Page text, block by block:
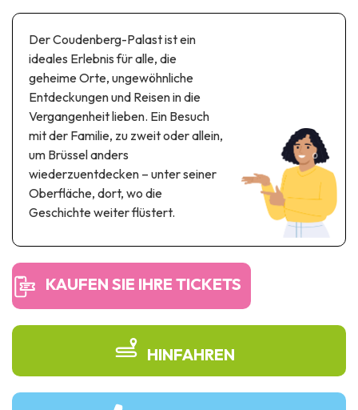
Geschichte
Wissenschaftsparks
Automobil- & Eisenbahnerbe
Industrie- & Technikerbe
Regionalprodukte
Gedächtnistourismus
Themen- und Freizeitpark
Unterhaltungs-& Aqua-Parks
GUIDE DOWNLOADEN
Der Coudenberg-Palast ist ein
ideales Erlebnis für alle, die
geheime Orte, ungewöhnliche
Entdeckungen und Reisen in die
Vergangenheit lieben. Ein Besuch
mit der Familie, zu zweit oder allein,
um Brüssel anders
wiederzuentdecken – unter seiner
Oberfläche, dort, wo die
Geschichte weiter flüstert.
KAUFEN SIE IHRE TICKETS
HINFAHREN